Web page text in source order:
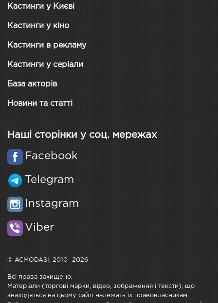
Кастинги у Києві
Кастинги у кіно
Кастинги в рекламу
Кастинги у серіали
База акторів
Новини та статті
Наші сторінки у соц. мережах
Facebook
Telegram
Instagram
Viber
© ACMODASI, 2010 -2026
Всі права захищено.
Матеріали (торгові марки, відео, зображення і тексти), що
знаходяться на цьому сайті належать їх правовласникам.